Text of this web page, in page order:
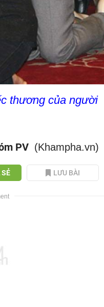
thương của người
PV (Khampha.vn)
LƯU BÀI